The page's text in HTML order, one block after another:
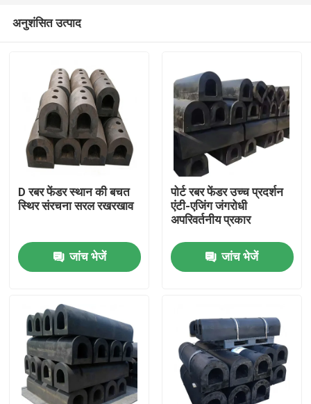
घर
उत्पाद
वीडियो
अनुशंसित उत्पाद
D रबर फेंडर स्थान की बचत
स्थिर संरचना सरल रखरखाव
जांच भेजें
पोर्ट रबर फेंडर उच्च प्रदर्शन
एंटी-एजिंग जंगरोधी
अपरिवर्तनीय प्रकार
जांच भेजें